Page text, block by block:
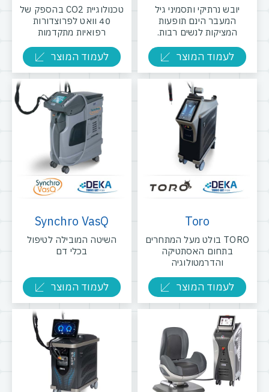
יובש נרתיקי ותסמיני גיל
המעבר הינם תופעות
המציקות לנשים רבות.
לעמוד המוצר
טכנולוגיית CO2 בהספק של
40 וואט לפרוצדורות
רפואיות מתקדמות
לעמוד המוצר
Toro
TORO בולט מעל המתחרים
בתחום האסתטיקה
והדרמטולוגיה
לעמוד המוצר
Synchro VasQ
השיטה המובילה לטיפול
בכלי דם
לעמוד המוצר